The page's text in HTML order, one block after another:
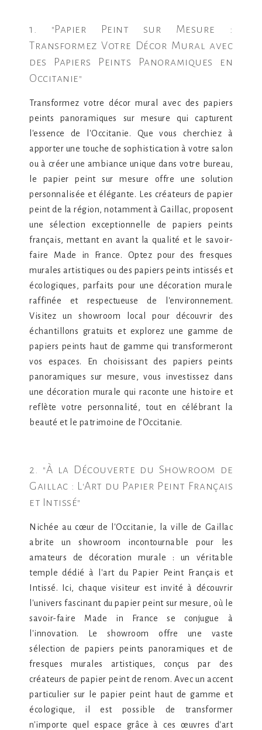
1. "Papier Peint sur Mesure :
Transformez Votre Décor Mural avec
des Papiers Peints Panoramiques en
Occitanie"
Transformez votre décor mural avec des papiers
peints panoramiques sur mesure qui capturent
l'essence de l'Occitanie. Que vous cherchiez à
apporter une touche de sophistication à votre salon
ou à créer une ambiance unique dans votre bureau,
le papier peint sur mesure offre une solution
personnalisée et élégante. Les créateurs de papier
peint de la région, notamment à Gaillac, proposent
une sélection exceptionnelle de papiers peints
français, mettant en avant la qualité et le savoir-
faire Made in France. Optez pour des fresques
murales artistiques ou des papiers peints intissés et
écologiques, parfaits pour une décoration murale
raffinée et respectueuse de l'environnement.
Visitez un showroom local pour découvrir des
échantillons gratuits et explorez une gamme de
papiers peints haut de gamme qui transformeront
vos espaces. En choisissant des papiers peints
panoramiques sur mesure, vous investissez dans
une décoration murale qui raconte une histoire et
reflète votre personnalité, tout en célébrant la
beauté et le patrimoine de l’Occitanie.
2. "À la Découverte du Showroom de
Gaillac : L'Art du Papier Peint Français
et Intissé"
Nichée au cœur de l'Occitanie, la ville de Gaillac
abrite un showroom incontournable pour les
amateurs de décoration murale : un véritable
temple dédié à l'art du Papier Peint Français et
Intissé. Ici, chaque visiteur est invité à découvrir
l'univers fascinant du papier peint sur mesure, où le
savoir-faire Made in France se conjugue à
l'innovation. Le showroom offre une vaste
sélection de papiers peints panoramiques et de
fresques murales artistiques, conçus par des
créateurs de papier peint de renom. Avec un accent
particulier sur le papier peint haut de gamme et
écologique, il est possible de transformer
n'importe quel espace grâce à ces œuvres d'art